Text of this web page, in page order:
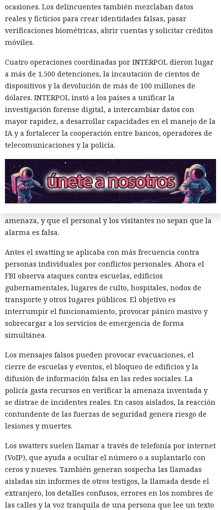
Una llamada falsa a la policía cada vez más a menudo pasa
de ser una venganza personal a una forma de paralizar el
funcionamiento de instituciones enteras: el FBI
advirtió
sobre casos coordinados de swatting, que afectan
simultáneamente a varios edificios y personas en todo
Los atacantes informan a los servicios de emergencia sobre
explosiones ficticias, tiroteos o toma de rehenes en una
dirección concreta. La idea es que envíen unidades
amenaza, y que el personal y los visitantes no sepan que la
alarma es falsa.
Antes el swatting se aplicaba con más frecuencia contra
personas individuales por conflictos personales. Ahora el
FBI observa ataques contra escuelas, edificios
gubernamentales, lugares de culto, hospitales, nodos de
transporte y otros lugares públicos. El objetivo es
interrumpir el funcionamiento, provocar pánico masivo y
sobrecargar a los servicios de emergencia de forma
simultánea.
Los mensajes falsos pueden provocar evacuaciones, el
cierre de escuelas y eventos, el bloqueo de edificios y la
difusión de información falsa en las redes sociales. La
policía gasta recursos en verificar la amenaza inventada y
se distrae de incidentes reales. En casos aislados, la reacción
contundente de las fuerzas de seguridad genera riesgo de
lesiones y muertes.
Los swatters suelen llamar a través de telefonía por internet
(VoIP), que ayuda a ocultar el número o a suplantarlo con
ceros y nueves. También generan sospecha las llamadas
aisladas sin informes de otros testigos, la llamada desde el
extranjero, los detalles confusos, errores en los nombres de
las calles y la voz tranquila de una persona que lee un texto
ocasiones. Los delincuentes también mezclaban datos
reales y ficticios para crear identidades falsas, pasar
verificaciones biométricas, abrir cuentas y solicitar créditos
móviles.
Cuatro operaciones coordinadas por INTERPOL dieron lugar
a más de 1.500 detenciones, la incautación de cientos de
dispositivos y la devolución de más de 100 millones de
dólares. INTERPOL instó a los países a unificar la
investigación forense digital, a intercambiar datos con
mayor rapidez, a desarrollar capacidades en el manejo de la
IA y a fortalecer la cooperación entre bancos, operadores de
telecomunicaciones y la policía.
Sistemas de seguridad quedan
ciegos: casi la mitad de los virus
recurren a direcciones IP
directas para evadir la
detección
Ciberdelincuentes sacrifican la comodidad para extraer
contraseñas corporativas sin ser detectados